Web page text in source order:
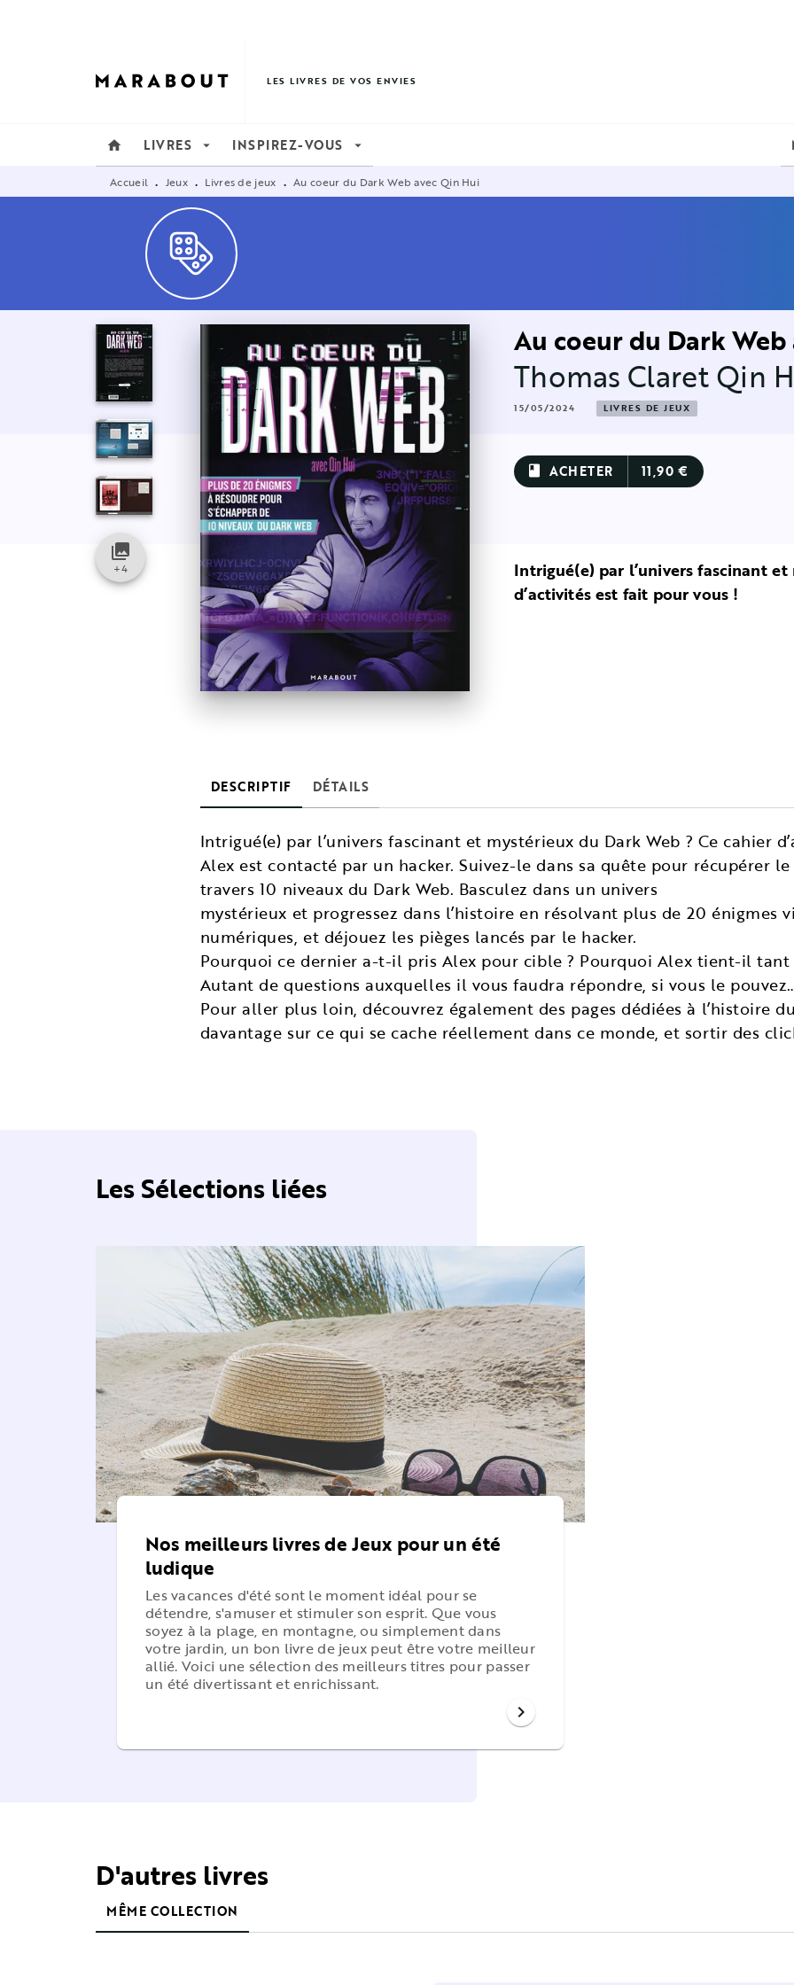
LES LIVRES DE VOS ENVIES
home LIVRES arrow_drop_down INSPIREZ-VOUS arrow_drop_down
Accueil • Jeux • Livres de jeux • Au coeur du Dark Web avec Qin Hui
Au coeur du Dark
Thomas Claret Qin
15/05/2024 LIVRES DE JEUX
book ACHETER 11,90 €
Intrigué(e) par l’univers fascinant
d’activités est fait pour vous !
collections
+4
DESCRIPTIF DÉTAILS
Intrigué(e) par l’univers fascinant et mystérieux du Dark Web ? Ce cahier
Alex est contacté par un hacker. Suivez-le dans sa quête pour récupérer
travers 10 niveaux du Dark Web. Basculez dans un univers
mystérieux et progressez dans l’histoire en résolvant plus de 20 énigmes
numériques, et déjouez les pièges lancés par le hacker.
Pourquoi ce dernier a-t-il pris Alex pour cible ? Pourquoi Alex tient-il tant
Autant de questions auxquelles il vous faudra répondre, si vous le
Pour aller plus loin, découvrez également des pages dédiées à l’histoire
davantage sur ce qui se cache réellement dans ce monde, et sortir des
Les Sélections liées
Nos meilleurs livres de Jeux pour un été
ludique
Les vacances d'été sont le moment idéal pour se
détendre, s'amuser et stimuler son esprit. Que vous
soyez à la plage, en montagne, ou simplement dans
votre jardin, un bon livre de jeux peut être votre meilleur
allié. Voici une sélection des meilleurs titres pour passer
un été divertissant et enrichissant.
chevron_right
D'autres livres
MÊME COLLECTION